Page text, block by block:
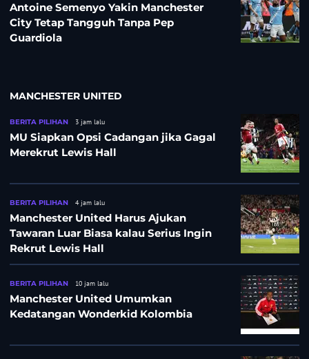
Antoine Semenyo Yakin Manchester
City Tetap Tangguh Tanpa Pep
Guardiola
MANCHESTER UNITED
BERITA PILIHAN 3 jam lalu
MU Siapkan Opsi Cadangan jika Gagal
Merekrut Lewis Hall
BERITA PILIHAN 4 jam lalu
Manchester United Harus Ajukan
Tawaran Luar Biasa kalau Serius Ingin
Rekrut Lewis Hall
BERITA PILIHAN 10 jam lalu
Manchester United Umumkan
Kedatangan Wonderkid Kolombia